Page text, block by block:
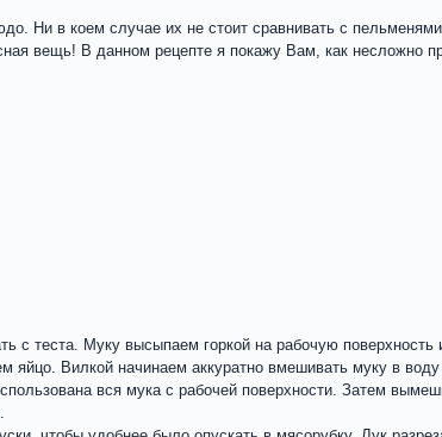
Ни в коем случае их не стоит сравнивать с
вещь! В данном рецепте я покажу Вам, как несложно
с теста. Муку высыпаем горкой на рабочую
яйцо. Вилкой начинаем аккуратно вмешивать муку в
вся мука с рабочей поверхности. Затем